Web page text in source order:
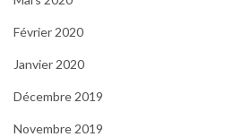
Février 2020
Janvier 2020
Décembre 2019
Novembre 2019